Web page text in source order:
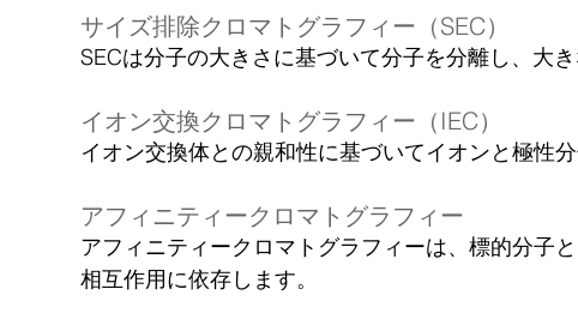
サイズ排除クロマトグラフィー（SEC）
SECは分子の大きさに基づいて分子を分離し、大
イオン交換クロマトグラフィー（IEC）
イオン交換体との親和性に基づいてイオンと極性分
アフィニティークロマトグラフィー
アフィニティークロマトグラフィーは、標的分子
相互作用に依存します。